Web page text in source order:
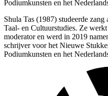
Podiumkunsten en het
Shula Tas (1987) studeerde
Taal- en Cultuurstudies. Ze
moderator en werd in 2019
schrijver voor het Nieuwe
Podiumkunsten en het